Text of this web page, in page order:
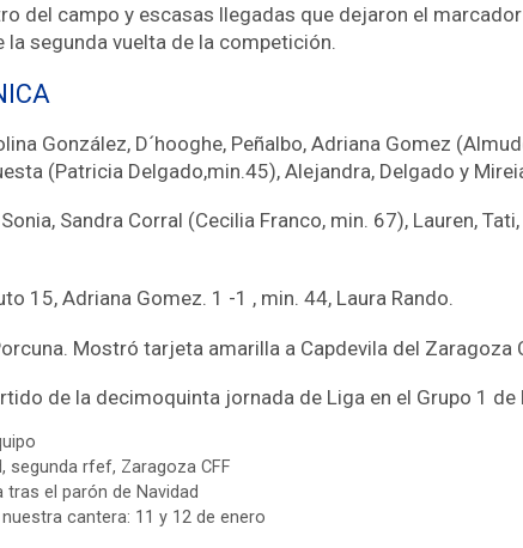
del campo y escasas llegadas que dejaron el
la segunda vuelta de la competición.
González, D´hooghe, Peñalbo, Adriana Gomez
(Patricia Delgado,min.45), Alejandra, Delgado y
Sandra Corral (Cecilia Franco, min. 67), Lauren,
15, Adriana Gomez. 1 -1 , min. 44, Laura Rando.
Mostró tarjeta amarilla a Capdevila del Zaragoza
de la decimoquinta jornada de Liga en el Grupo 1 de
, segunda rfef, Zaragoza CFF
tras el parón de Navidad
cantera: 11 y 12 de enero